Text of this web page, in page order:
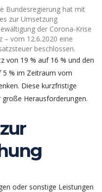
Bundesregierung hat mit
zur Umsetzung
der Corona-Krise
– vom 12.6.2020 eine
beschlossen.
von 19 % auf 16 % und den
5 % im Zeitraum vom
Diese kurzfristige
Herausforderungen.
oder sonstige Leistungen